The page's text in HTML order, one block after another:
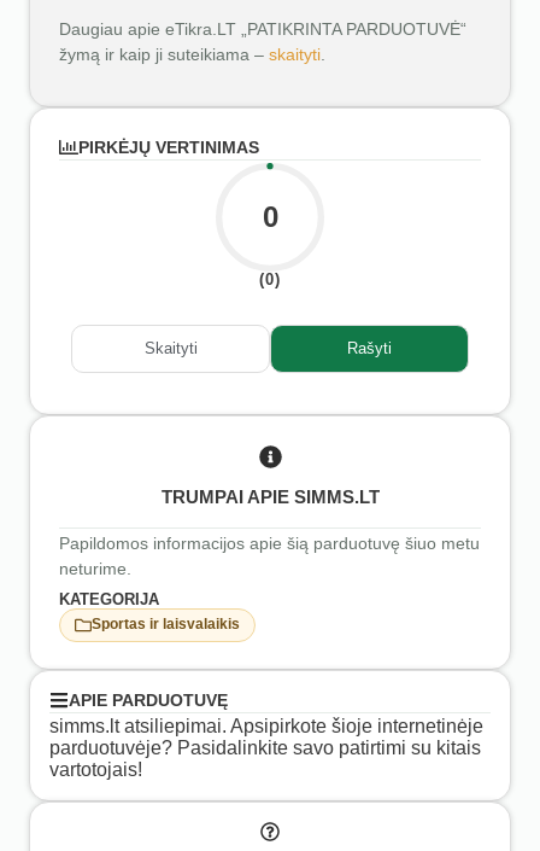
Daugiau apie eTikra.LT „PATIKRINTA PARDUOTUVĖ“
žymą ir kaip ji suteikiama – skaityti
PIRKĖJŲ VERTINIMAS
0
(0)
Skaityti Rašyti
TRUMPAI APIE SIMMS.LT
Papildomos informacijos apie šią parduotuvę šiuo metu
neturime.
KATEGORIJA
Sportas ir laisvalaikis
APIE PARDUOTUVĘ
simms.lt atsiliepimai. Apsipirkote šioje internetinėje
parduotuvėje? Pasidalinkite savo patirtimi su kitais
vartotojais!